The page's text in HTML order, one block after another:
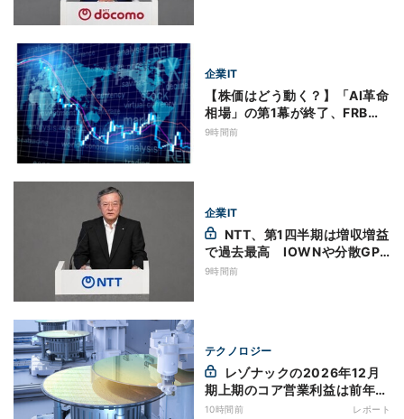
企業IT
【株価はどう動く？】「AI革命
相場」の第1幕が終了、FRB議
長・ウォーシュ氏の動向にも注
9時間前
企業IT
で過去最高 IOWNや分散GPU
の取り組みを説明
9時間前
テクノロジー
期上期のコア営業利益は前年同
期比2.6倍の888億円、AI向け
10時間前 レポート